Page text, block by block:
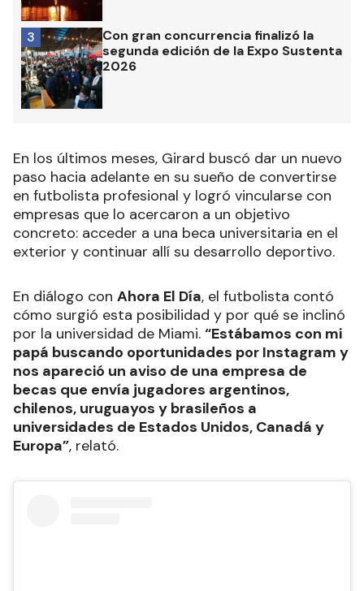
Con gran concurrencia finalizó la
segunda edición de la Expo Sustenta
2026
3
En los últimos meses, Girard buscó dar un nuevo
paso hacia adelante en su sueño de convertirse
en futbolista profesional y logró vincularse con
empresas que lo acercaron a un objetivo
concreto: acceder a una beca universitaria en el
exterior y continuar allí su desarrollo deportivo.
En diálogo con Ahora El Día, el futbolista contó
cómo surgió esta posibilidad y por qué se inclinó
por la universidad de Miami. “Estábamos con mi
papá buscando oportunidades por Instagram y
nos apareció un aviso de una empresa de
becas que envía jugadores argentinos,
chilenos, uruguayos y brasileños a
universidades de Estados Unidos, Canadá y
Europa”, relató.